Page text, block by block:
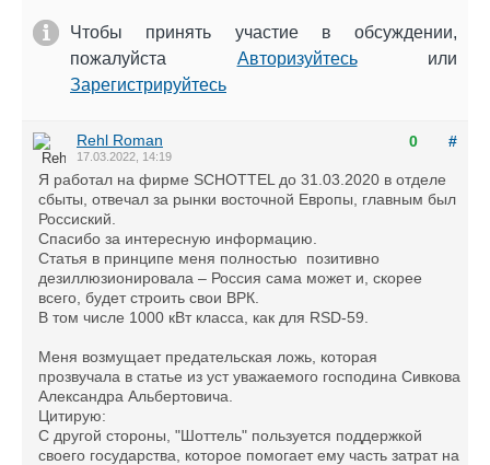
Чтобы принять участие в обсуждении,
пожалуйста Авторизуйтесьили
Зарегистрируйтесь
0 #
Rehl Roman
17.03.2022, 14:19
Я работал на фирме SCHOTTEL до 31.03.2020 в отделе
сбыты, отвечал за рынки восточной Европы, главным был
Россиский.
Спасибо за интересную информацию.
Статья в принципе меня полностью позитивно
дезиллюзионировала – Россия сама может и, скорее
всего, будет строить свои ВРК.
В том числе 1000 кВт класса, как для RSD-59.
Меня возмущает предательская ложь, которая
прозвучала в статье из уст уважаемого господина Сивкова
Александра Альбертовича.
Цитирую:
С другой стороны, "Шоттель" пользуется поддержкой
своего государства, которое помогает ему часть затрат на